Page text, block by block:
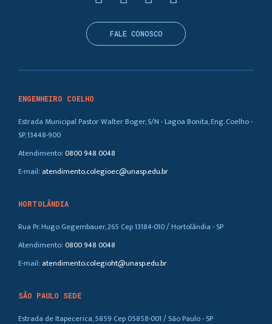
ENGENHEIRO COELHO
Estrada Municipal Pastor Walter Boger, S/N - Lagoa Bonita, Eng. Coelho -
SP, 13448-900
Atendimento:0800 948 0048
E-mail: atendimento.colegioec@unasp.edu.br
HORTOLÂNDIA
Rua Pr. Hugo Gegembauer, 265 Cep 13184-010 / Hortolândia - SP
Atendimento:0800 948 0048
E-mail: atendimento.colegioht@unasp.edu.br
SÃO PAULO SEDE
Estrada de Itapecerica, 5859 Cep 05858-001 / São Paulo - SP
FALE CONOSCO